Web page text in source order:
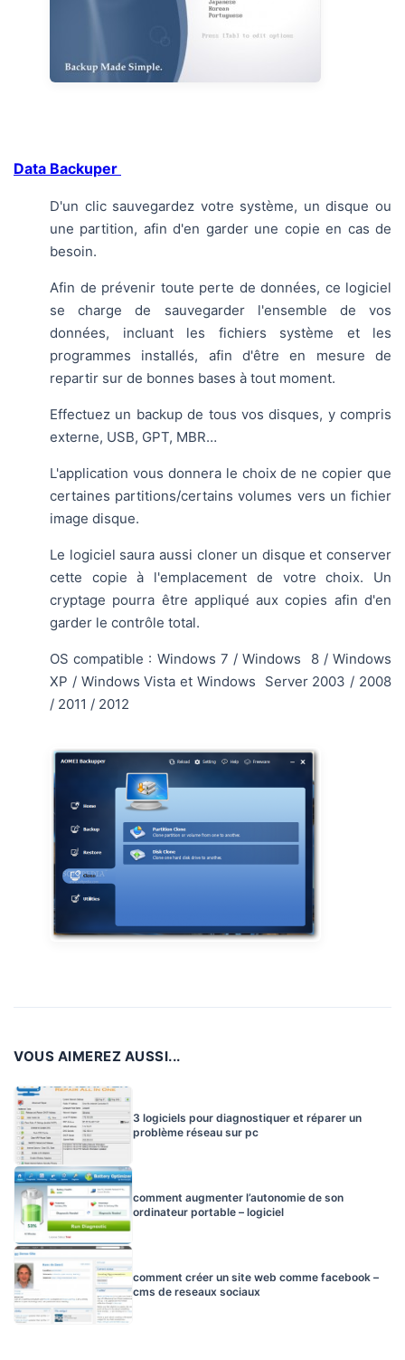
Data Backuper
D'un clic sauvegardez votre système, un disque ou
une partition, afin d'en garder une copie en cas de
besoin.
Afin de prévenir toute perte de données, ce logiciel
se charge de sauvegarder l'ensemble de vos
données, incluant les fichiers système et les
programmes installés, afin d'être en mesure de
repartir sur de bonnes bases à tout moment.
Effectuez un backup de tous vos disques, y compris
externe, USB, GPT, MBR…
L'application vous donnera le choix de ne copier que
certaines partitions/certains volumes vers un fichier
image disque.
Le logiciel saura aussi cloner un disque et conserver
cette copie à l'emplacement de votre choix. Un
cryptage pourra être appliqué aux copies afin d'en
garder le contrôle total.
OS compatible : Windows 7 / Windows 8 / Windows
XP / Windows Vista et Windows Server 2003 / 2008
/ 2011 / 2012
VOUS AIMEREZ AUSSI...
3 logiciels pour diagnostiquer et réparer un
problème réseau sur pc
comment augmenter l’autonomie de son
ordinateur portable – logiciel
comment créer un site web comme facebook –
cms de reseaux sociaux